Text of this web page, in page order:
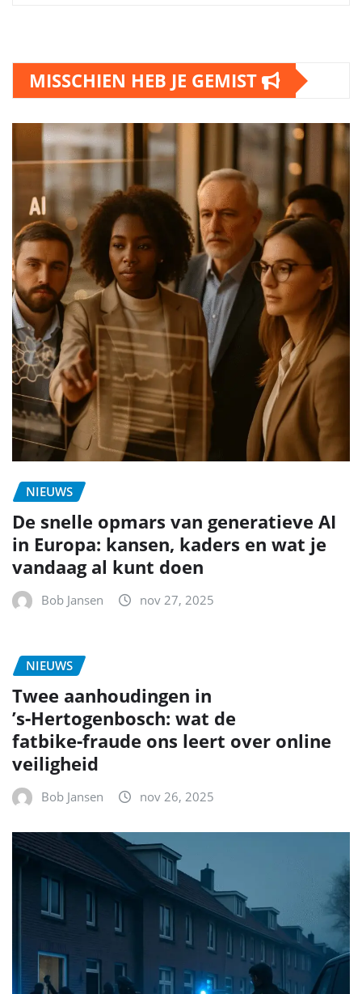
MISSCHIEN HEB JE GEMIST
NIEUWS
De snelle opmars van generatieve AI
in Europa: kansen, kaders en wat je
vandaag al kunt doen
Bob Jansen nov 27, 2025
NIEUWS
Twee aanhoudingen in
’s‑Hertogenbosch: wat de
fatbike‑fraude ons leert over online
veiligheid
Bob Jansen nov 26, 2025